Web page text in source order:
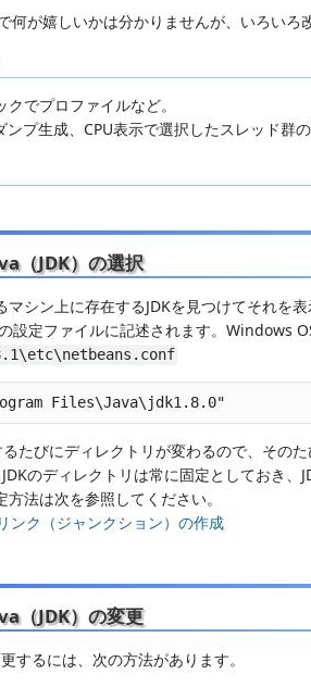
が嬉しいかは分かりませんが、いろいろ
でプロファイルなど。
プ生成、CPU表示で選択したスレッド群の
（JDK）の選択
シン上に存在するJDKを見つけてそれを表
設定ファイルに記述されます。Windows
たびにディレクトリが変わるので、その
のディレクトリは常に固定としておき、
法は次を参照してください。
ンク（ジャンクション）の作成
（JDK）の変更
するには、次の方法があります。